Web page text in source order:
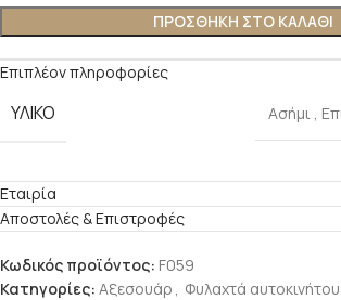
ΠΡΟΣΘΉΚΗ ΣΤΟ ΚΑΛΆΘΙ
Επιπλέον πληροφορίες
ΥΛΙΚΌ Ασήμι ,
Εταιρία
Αποστολές & Επιστροφές
Κωδικός προϊόντος: F059
Κατηγορίες: Αξεσουάρ , Φυλαχτά αυτοκινήτου